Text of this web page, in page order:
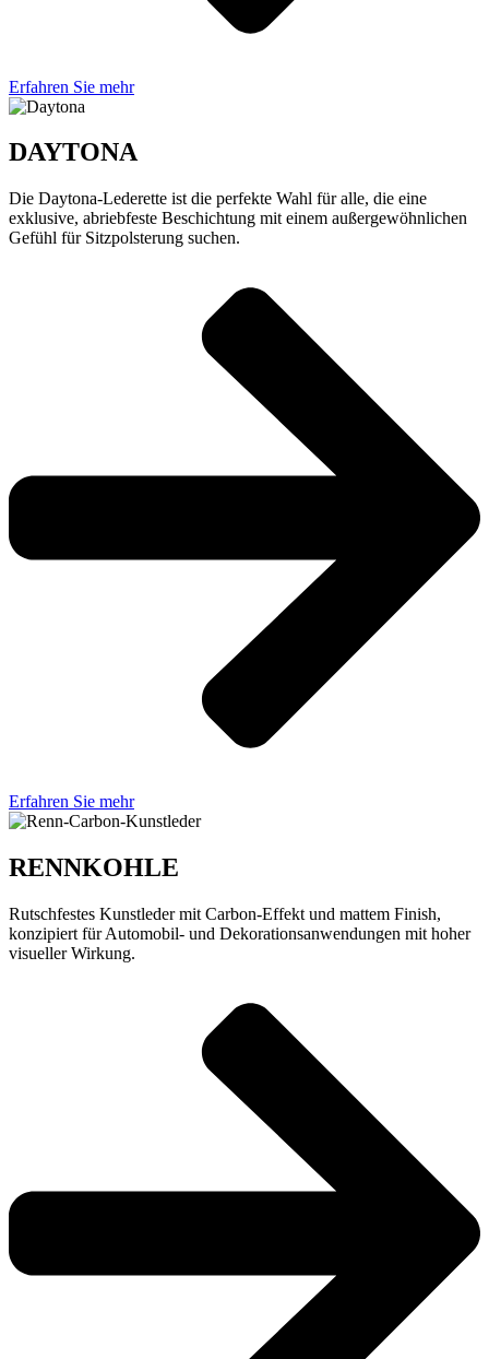
Erfahren Sie mehr
DAYTONA
Die Daytona-Lederette ist die perfekte Wahl für alle, die eine
exklusive, abriebfeste Beschichtung mit einem außergewöhnlichen
Gefühl für Sitzpolsterung suchen.
Erfahren Sie mehr
RENNKOHLE
Rutschfestes Kunstleder mit Carbon-Effekt und mattem Finish,
konzipiert für Automobil- und Dekorationsanwendungen mit hoher
visueller Wirkung.